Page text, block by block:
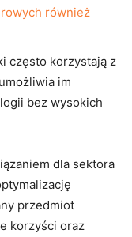
również
⁢często korzystają z
im
bez⁢ wysokich
dla sektora
przedmiot
‍korzyści ⁣oraz